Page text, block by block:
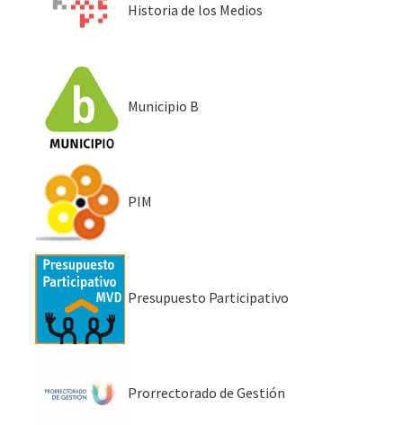
Historia de los Medios
Municipio B
PIM
Presupuesto Participativo
Prorrectorado de Gestión